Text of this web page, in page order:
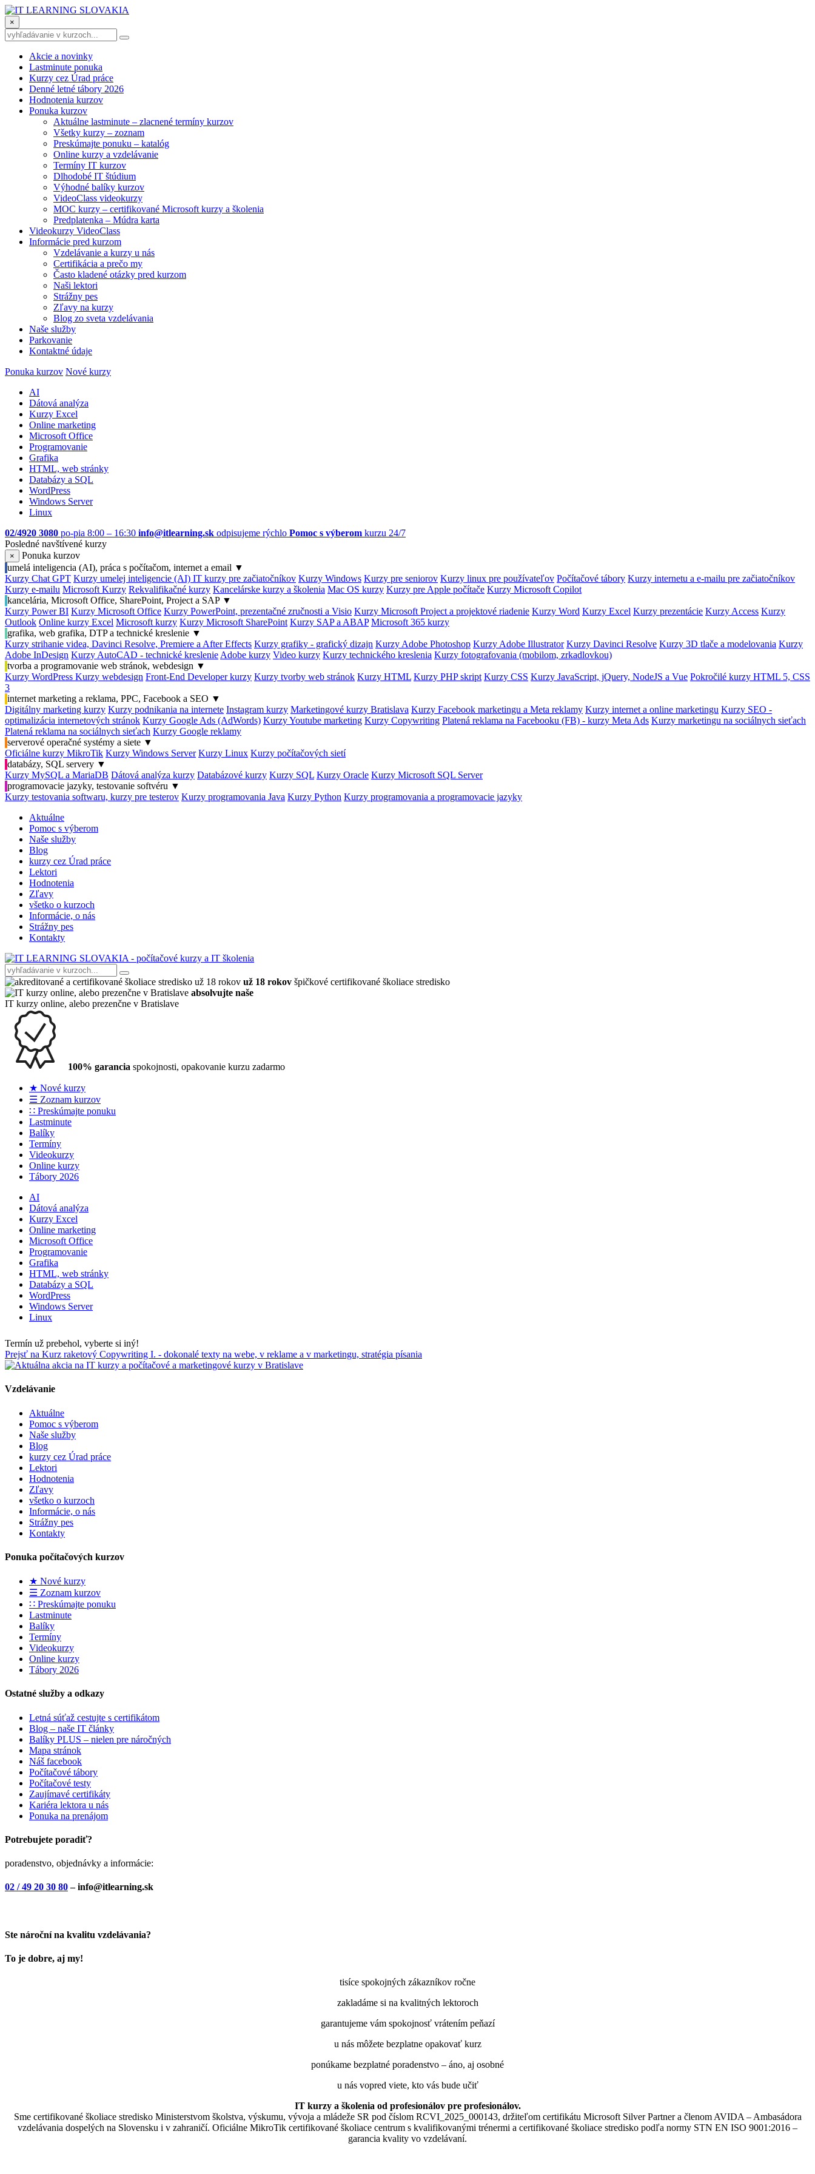
×
Akcie a novinky
Lastminute ponuka
Kurzy cez Úrad práce
Denné letné tábory 2026
Hodnotenia kurzov
Ponuka kurzov
Aktuálne lastminute – zlacnené termíny kurzov
Všetky kurzy – zoznam
Preskúmajte ponuku – katalóg
Online kurzy a vzdelávanie
Termíny IT kurzov
Dlhodobé IT štúdium
Výhodné balíky kurzov
VideoClass videokurzy
MOC kurzy – certifikované Microsoft kurzy a školenia
Predplatenka – Múdra karta
Videokurzy VideoClass
Informácie pred kurzom
Vzdelávanie a kurzy u nás
Certifikácia a prečo my
Často kladené otázky pred kurzom
Naši lektori
Strážny pes
Zľavy na kurzy
Blog zo sveta vzdelávania
Naše služby
Parkovanie
Kontaktné údaje
Ponuka kurzov Nové kurzy
AI
Dátová analýza
Kurzy Excel
Online marketing
Microsoft Office
Programovanie
Grafika
HTML, web stránky
Databázy a SQL
WordPress
Windows Server
Linux
02/4920 3080 po-pia 8:00 – 16:30 info@itlearning.sk odpisujeme rýchlo Pomoc s výberom kurzu 24/7
Posledné navštívené kurzy
×
Ponuka kurzov
umelá inteligencia (AI), práca s počítačom, internet a email ▼
Kurzy Chat GPT Kurzy umelej inteligencie (AI) IT kurzy pre začiatočníkov Kurzy Windows Kurzy pre seniorov Kurzy linux pre používateľov Počítačové tábory Kurzy internetu a e-mailu pre začiatočníkov
Kurzy e-mailu Microsoft Kurzy Rekvalifikačné kurzy Kancelárske kurzy a školenia Mac OS kurzy Kurzy pre Apple počítače Kurzy Microsoft Copilot
kancelária, Microsoft Office, SharePoint, Project a SAP ▼
Kurzy Power BI Kurzy Microsoft Office Kurzy PowerPoint, prezentačné zručnosti a Visio Kurzy Microsoft Project a projektové riadenie Kurzy Word Kurzy Excel Kurzy prezentácie Kurzy Access Kurzy
Outlook Online kurzy Excel Microsoft kurzy Kurzy Microsoft SharePoint Kurzy SAP a ABAP Microsoft 365 kurzy
grafika, web grafika, DTP a technické kreslenie ▼
Kurzy strihanie videa, Davinci Resolve, Premiere a After Effects Kurzy grafiky - grafický dizajn Kurzy Adobe Photoshop Kurzy Adobe Illustrator Kurzy Davinci Resolve Kurzy 3D tlače a modelovania Kurzy
Adobe InDesign Kurzy AutoCAD - technické kreslenie Adobe kurzy Video kurzy Kurzy technického kreslenia Kurzy fotografovania (mobilom, zrkadlovkou)
tvorba a programovanie web stránok, webdesign ▼
Kurzy WordPress Kurzy webdesign Front-End Developer kurzy Kurzy tvorby web stránok Kurzy HTML Kurzy PHP skript Kurzy CSS Kurzy JavaScript, jQuery, NodeJS a Vue Pokročilé kurzy HTML 5, CSS
3
internet marketing a reklama, PPC, Facebook a SEO ▼
Digitálny marketing kurzy Kurzy podnikania na internete Instagram kurzy Marketingové kurzy Bratislava Kurzy Facebook marketingu a Meta reklamy Kurzy internet a online marketingu Kurzy SEO -
optimalizácia internetových stránok Kurzy Google Ads (AdWords) Kurzy Youtube marketing Kurzy Copywriting Platená reklama na Facebooku (FB) - kurzy Meta Ads Kurzy marketingu na sociálnych sieťach
Platená reklama na sociálnych sieťach Kurzy Google reklamy
serverové operačné systémy a siete ▼
Oficiálne kurzy MikroTik Kurzy Windows Server Kurzy Linux Kurzy počítačových sietí
databázy, SQL servery ▼
Kurzy MySQL a MariaDB Dátová analýza kurzy Databázové kurzy Kurzy SQL Kurzy Oracle Kurzy Microsoft SQL Server
programovacie jazyky, testovanie softvéru ▼
Kurzy testovania softwaru, kurzy pre testerov Kurzy programovania Java Kurzy Python Kurzy programovania a programovacie jazyky
Aktuálne
Pomoc s výberom
Naše služby
Blog
kurzy cez Úrad práce
Lektori
Hodnotenia
Zľavy
všetko o kurzoch
Informácie, o nás
Strážny pes
Kontakty
už 18 rokov špičkové certifikované školiace stredisko
absolvujte naše
IT kurzy online, alebo prezenčne v Bratislave
100% garancia spokojnosti, opakovanie kurzu zadarmo
★ Nové kurzy
☰ Zoznam kurzov
∷ Preskúmajte ponuku
Lastminute
Balíky
Termíny
Videokurzy
Online kurzy
Tábory 2026
AI
Dátová analýza
Kurzy Excel
Online marketing
Microsoft Office
Programovanie
Grafika
HTML, web stránky
Databázy a SQL
WordPress
Windows Server
Linux
Termín už prebehol, vyberte si iný!
Prejsť na Kurz raketový Copywriting I. - dokonalé texty na webe, v reklame a v marketingu, stratégia písania
Vzdelávanie
Aktuálne
Pomoc s výberom
Naše služby
Blog
kurzy cez Úrad práce
Lektori
Hodnotenia
Zľavy
všetko o kurzoch
Informácie, o nás
Strážny pes
Kontakty
Ponuka počítačových kurzov
★ Nové kurzy
☰ Zoznam kurzov
∷ Preskúmajte ponuku
Lastminute
Balíky
Termíny
Videokurzy
Online kurzy
Tábory 2026
Ostatné služby a odkazy
Letná súťaž cestujte s certifikátom
Blog – naše IT články
Balíky PLUS – nielen pre náročných
Mapa stránok
Náš facebook
Počítačové tábory
Počítačové testy
Zaujímavé certifikáty
Kariéra lektora u nás
Ponuka na prenájom
Potrebujete poradiť?
poradenstvo, objednávky a informácie:
02 / 49 20 30 80– info@itlearning.sk
Ste nároční na kvalitu vzdelávania?
To je dobre, aj my!
tisíce spokojných zákazníkov ročne
zakladáme si na kvalitných lektoroch
garantujeme vám spokojnosť vrátením peňazí
u nás môžete bezplatne opakovať kurz
ponúkame bezplatné poradenstvo – áno, aj osobné
u nás vopred viete, kto vás bude učiť
IT kurzy a školenia od profesionálov pre profesionálov.
Sme certifikované školiace stredisko Ministerstvom školstva, výskumu, vývoja a mládeže SR pod číslom RCVI_2025_000143, držiteľom certifikátu Microsoft Silver Partner a členom AVIDA – Ambasádora
vzdelávania dospelých na Slovensku i v zahraničí.​​​​​​​​​​​​​​​​ Oficiálne MikroTik certifikované školiace centrum s kvalifikovanými trénermi ​​​​​​​​​​a certifikované školiace stredisko podľa normy STN EN ISO 9001:2016 –
garancia kvality vo vzdelávaní.